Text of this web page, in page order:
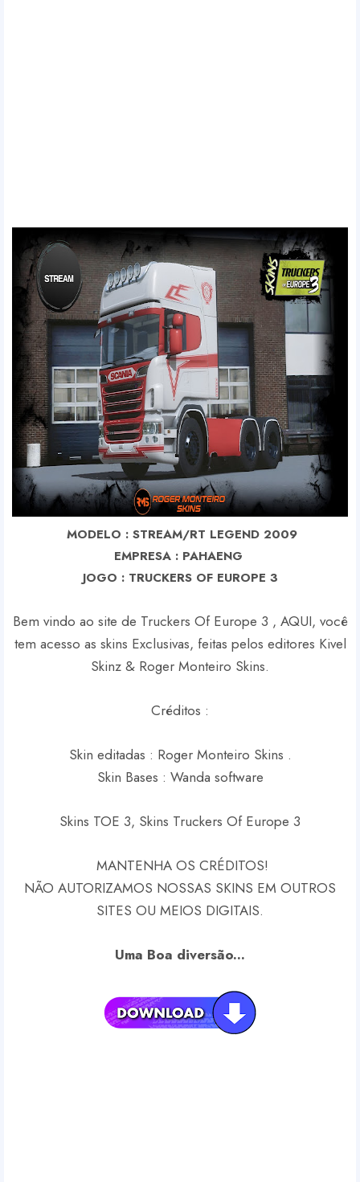
MODELO : STREAM/RT LEGEND 2009
EMPRESA : PAHAENG
JOGO : TRUCKERS OF EUROPE 3
Bem vindo ao site de Truckers Of Europe 3 , AQUI, você
tem acesso as skins Exclusivas, feitas pelos editores Kivel
Skinz & Roger Monteiro Skins.
Créditos :
Skin editadas : Roger Monteiro Skins .
Skin Bases : Wanda software
Skins TOE 3, Skins Truckers Of Europe 3
MANTENHA OS CRÉDITOS!
NÃO AUTORIZAMOS NOSSAS SKINS EM OUTROS
SITES OU MEIOS DIGITAIS.
Uma Boa diversão...